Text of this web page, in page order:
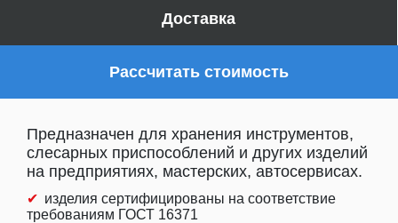
Доставка
Рассчитать стоимость
Предназначен для хранения инструментов,
слесарных приспособлений и других изделий
на предприятиях, мастерских, автосервисах.
изделия сертифицированы на соответствие
требованиям ГОСТ 16371